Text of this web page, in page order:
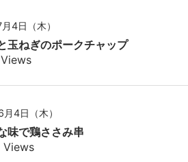
4日（木）
玉ねぎのポークチャップ
Views
4日（木）
味で鶏ささみ串
Views